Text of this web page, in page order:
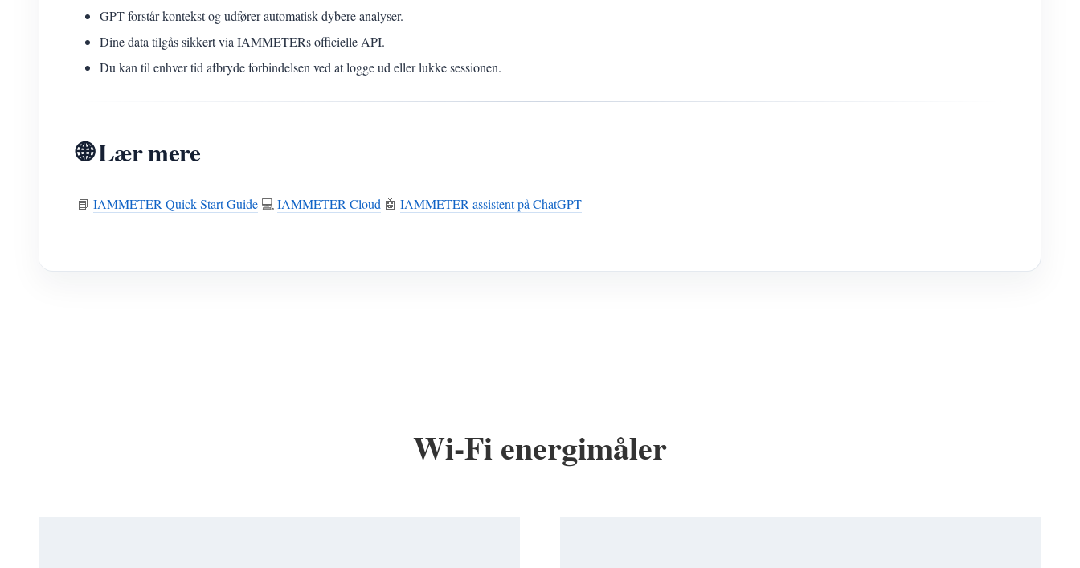
GPT forstår kontekst og udfører automatisk dybere analyser.
Dine data tilgås sikkert via IAMMETERs officielle API.
Du kan til enhver tid afbryde forbindelsen ved at logge ud eller lukke sessionen.
🌐 Lær mere
📘 IAMMETER Quick Start Guide 💻 IAMMETER Cloud 🤖 IAMMETER-assistent på ChatGPT
Wi-Fi energimåler